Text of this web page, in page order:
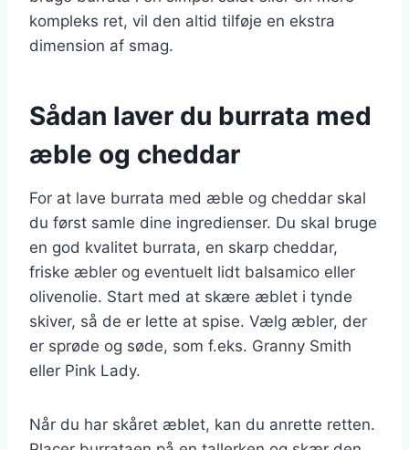
kompleks ret, vil den altid tilføje en ekstra
dimension af smag.
Sådan laver du burrata med
æble og cheddar
For at lave burrata med æble og cheddar skal
du først samle dine ingredienser. Du skal bruge
en god kvalitet burrata, en skarp cheddar,
friske æbler og eventuelt lidt balsamico eller
olivenolie. Start med at skære æblet i tynde
skiver, så de er lette at spise. Vælg æbler, der
er sprøde og søde, som f.eks. Granny Smith
eller Pink Lady.
Når du har skåret æblet, kan du anrette retten.